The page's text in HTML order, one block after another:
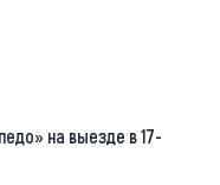
на выезде в 17-